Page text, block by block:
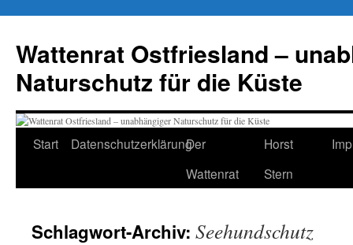
springen
Wattenrat Ostfriesland –
Naturschutz für die Küste
Start DatenschutzerklärungDer
Wattenrat
Horst
Stern
Schlagwort-Archiv: Seehundschutz